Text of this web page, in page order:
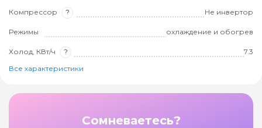
Компрессор ? Не инвертор
Режимы охлаждение и обогрев
Холод, КВт/ч ?
7.3
Все характеристики
Сомневаетесь?